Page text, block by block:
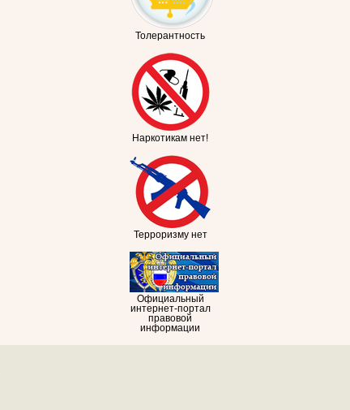
Толерантность
Наркотикам нет!
Терроризму нет
Официальный
интернет-портал
правовой
информации